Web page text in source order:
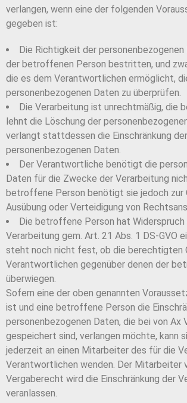
verlangen, wenn eine der folgenden
gegeben ist:
Die Richtigkeit der personenbezogenen
der betroffenen Person bestritten, und
die es dem Verantwortlichen ermöglicht,
personenbezogenen Daten zu überprüfen.
Die Verarbeitung ist unrechtmäßig, die
lehnt die Löschung der
verlangt stattdessen die Einschränkung
personenbezogenen Daten.
Der Verantwortliche benötigt die
Daten für die Zwecke der Verarbeitung
betroffene Person benötigt sie jedoch zur
Ausübung oder Verteidigung von
Die betroffene Person hat Widerspruch
Verarbeitung gem. Art. 21 Abs. 1 DS-GVO
steht noch nicht fest, ob die berechtigten
Verantwortlichen gegenüber denen der
überwiegen.
Sofern eine der oben genannten
ist und eine betroffene Person die
personenbezogenen Daten, die bei von Ax
gespeichert sind, verlangen möchte, kann
jederzeit an einen Mitarbeiter des für die
Verantwortlichen wenden. Der Mitarbeiter
Vergaberecht wird die Einschränkung der
veranlassen.